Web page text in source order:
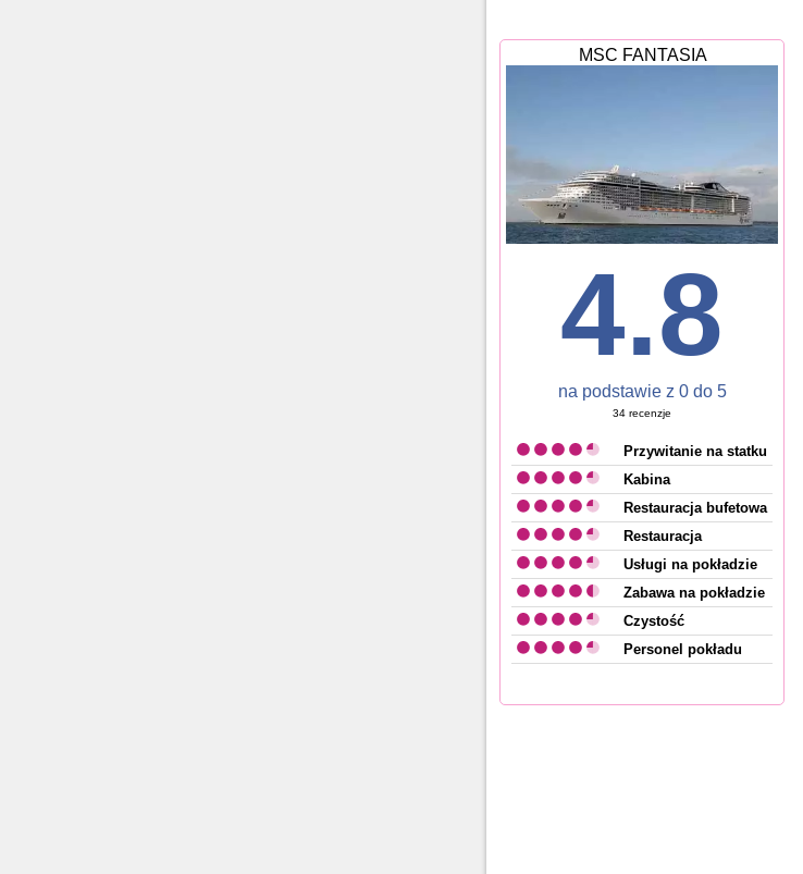
MSC FANTASIA
4.8
na podstawie z 0 do 5
34 recenzje
Przywitanie na statku
Kabina
Restauracja bufetowa
Restauracja
Usługi na pokładzie
Zabawa na pokładzie
Czystość
Personel pokładu